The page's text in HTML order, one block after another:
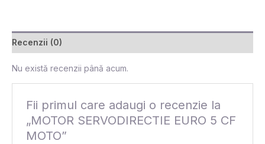
Recenzii (0)
Nu există recenzii până acum.
Fii primul care adaugi o recenzie la
„MOTOR SERVODIRECTIE EURO 5 CF
MOTO”